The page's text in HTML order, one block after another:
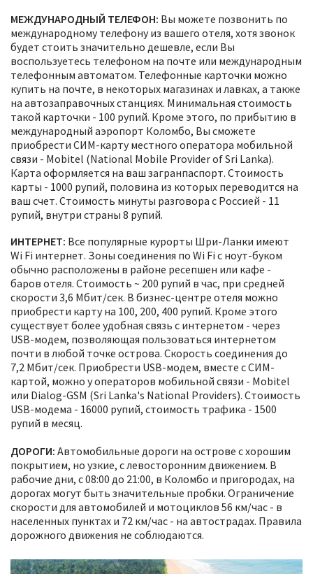
МЕЖДУНАРОДНЫЙ ТЕЛЕФОН: Вы можете позвонить по
международному телефону из вашего отеля, хотя звонок
будет стоить значительно дешевле, если Вы
воспользуетесь телефоном на почте или международным
телефонным автоматом. Телефонные карточки можно
купить на почте, в некоторых магазинах и лавках, а также
на автозаправочных станциях. Минимальная стоимость
такой карточки - 100 рупий. Кроме этого, по прибытию в
международный аэропорт Коломбо, Вы сможете
приобрести СИМ-карту местного оператора мобильной
связи - Mobitel (National Mobile Provider of Sri Lanka).
Карта оформляется на ваш загранпаспорт. Стоимость
карты - 1000 рупий, половина из которых переводится на
ваш счет. Стоимость минуты разговора с Россией - 11
рупий, внутри страны 8 рупий.
ИНТЕРНЕТ: Все популярные курорты Шри-Ланки имеют
Wi Fi интернет. Зоны соединения по Wi Fi с ноут-буком
обычно расположены в районе ресепшен или кафе -
баров отеля. Стоимость ~ 200 рупий в час, при средней
скорости 3,6 Мбит/сек. В бизнес-центре отеля можно
приобрести карту на 100, 200, 400 рупий. Кроме этого
существует более удобная связь с интернетом - через
USB-модем, позволяющая пользоваться интернетом
почти в любой точке острова. Скорость соединения до
7,2 Мбит/сек. Приобрести USB-модем, вместе с СИМ-
картой, можно у операторов мобильной связи - Mobitel
или Dialog-GSM (Sri Lanka's National Providers). Стоимость
USB-модема - 16000 рупий, стоимость трафика - 1500
рупий в месяц.
ДОРОГИ: Автомобильные дороги на острове с хорошим
покрытием, но узкие, с левосторонним движением. В
рабочие дни, с 08:00 до 21:00, в Коломбо и пригородах, на
дорогах могут быть значительные пробки. Ограничение
скорости для автомобилей и мотоциклов 56 км/час - в
населенных пунктах и 72 км/час - на автострадах. Правила
дорожного движения не соблюдаются.